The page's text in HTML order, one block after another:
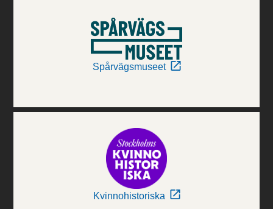
Spårvägsmuseet
Kvinnohistoriska